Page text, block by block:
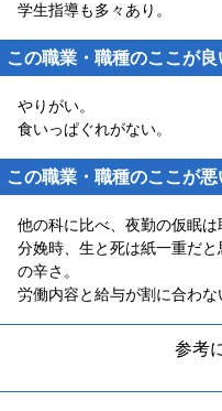
学生指導も多々あり。
この職業・職種のここが良
やりがい。
食いっぱぐれがない。
この職業・職種のここが悪
他の科に比べ、夜勤の仮眠は
分娩時、生と死は紙一重だ
の辛さ。
労働内容と給与が割に合わな
参考